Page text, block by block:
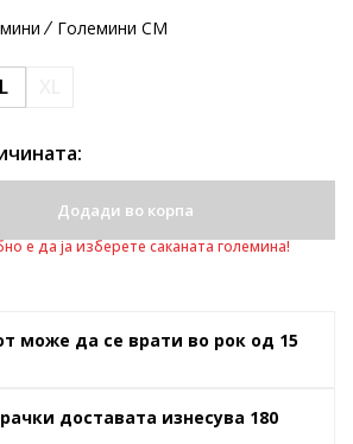
Големини CM
L
Додади во корпа
е да ја изберете саканата големина!
може да се врати во рок од 15
доставата изнесува 180